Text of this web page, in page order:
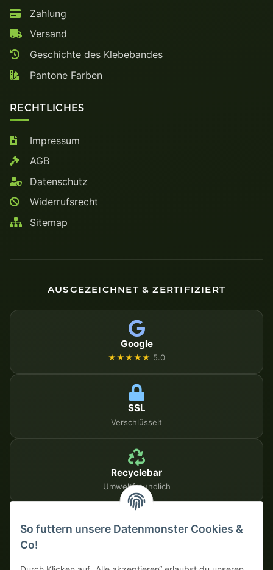
Zahlung
Versand
Geschichte des Klebebandes
Pantone Farben
RECHTLICHES
Impressum
AGB
Datenschutz
Widerrufsrecht
Sitemap
AUSGEZEICHNET & ZERTIFIZIERT
Google
★★★★★ 5.0
SSL
Verschlüsselt
Recyclebar
Umweltfreundlich
SICHERE ZAHLUNGSMETHODEN
So futtern unsere Datenmonster Cookies &
Co!